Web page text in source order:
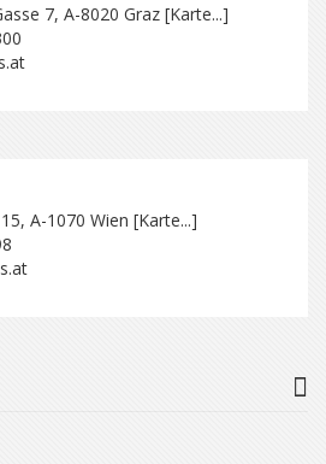
7, A-8020 Graz [Karte...]
A-1070 Wien [Karte...]